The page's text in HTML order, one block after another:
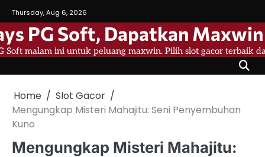
to
content
Thursday, Aug 6, 2026
PG Soft, Dapatkan
Soft malam ini untuk peluang maxwin. Pilih slot gacor terbaik
Home
Slot Gacor
Mengungkap Misteri Mahajitu: Seni Penyembuhan
Kuno
Mengungkap Misteri Mahajitu: